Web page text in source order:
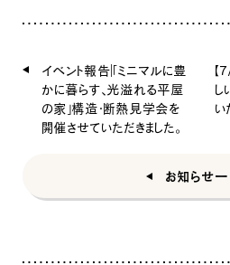
イベント報告｜「ミニマルに豊
かに暮らす、光溢れる平屋
の家」構造・断熱見学会を
開催させていただきました。
【
し
い
お知らせ